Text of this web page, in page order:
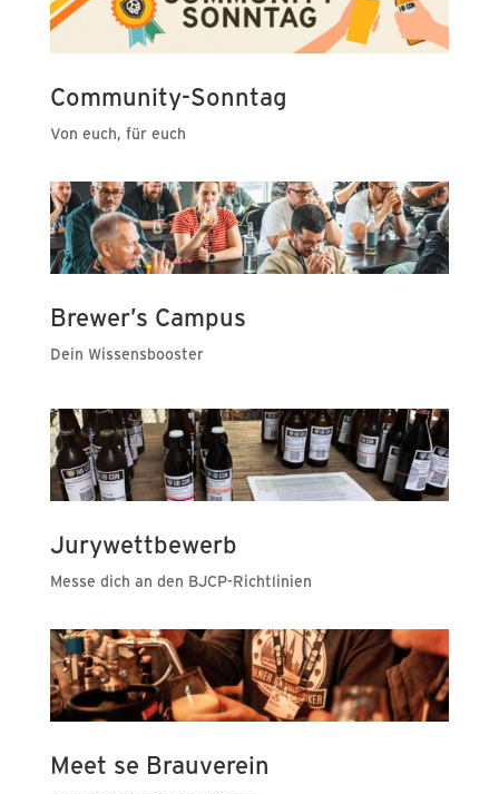
Community-Sonntag
Von euch, für euch
Brewer’s Campus
Dein Wissensbooster
Jurywettbewerb
Messe dich an den BJCP-Richtlinien
Meet se Brauverein